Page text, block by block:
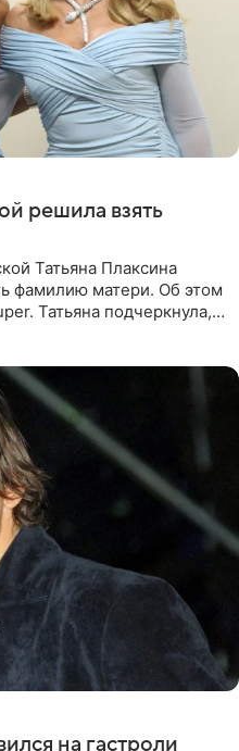
решила взять
Татьяна Плаксина
фамилию матери. Об этом
Татьяна подчеркнула,
на гастроли